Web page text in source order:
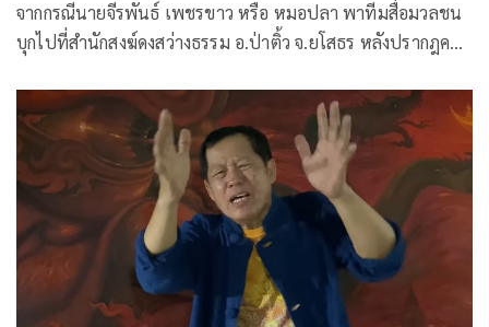
จากกรณีนายจีรพันธ์ เพชรขาว หรือ หมอปลา พาทีมสื่อมวลชน
บุกไปที่สำนักสงฆ์ดงสว่างธรรม อ.ป่าติ้ว จ.ยโสธร หลังปรากฎคลิป
เป็นที่วิพากษ์วิจารณ์ถึงความไม่